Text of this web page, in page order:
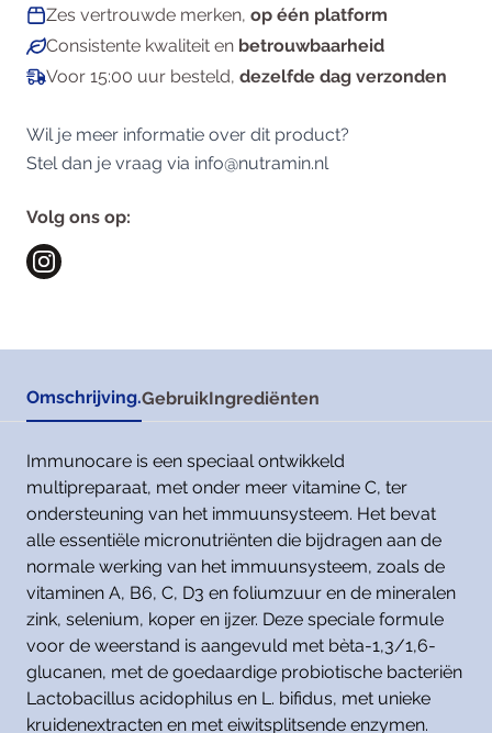
Zes vertrouwde merken, op één platform
Consistente kwaliteit en betrouwbaarheid
Voor 15:00 uur besteld, dezelfde dag verzonden
Volg ons op:
Wil je meer informatie over dit product?
Stel dan je vraag via info@nutramin.nl
Omschrijving.GebruikIngrediënten
Immunocare is een speciaal ontwikkeld
multipreparaat, met onder meer vitamine C, ter
ondersteuning van het immuunsysteem. Het bevat
alle essentiële micronutriënten die bijdragen aan de
normale werking van het immuunsysteem, zoals de
vitaminen A, B6, C, D3 en foliumzuur en de mineralen
zink, selenium, koper en ijzer. Deze speciale formule
voor de weerstand is aangevuld met bèta-1,3/1,6-
glucanen, met de goedaardige probiotische bacteriën
Lactobacillus acidophilus en L. bifidus, met unieke
kruidenextracten en met eiwitsplitsende enzymen.